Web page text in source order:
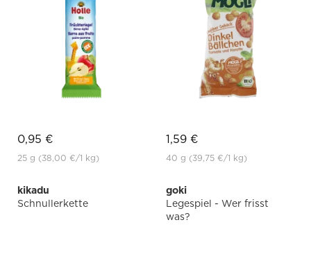
0,95 €
25 g (38,00 €/1 kg)
1,59 €
40 g (39,75 €/1 kg)
kikadu
Schnullerkette
goki
Legespiel - Wer frisst
was?